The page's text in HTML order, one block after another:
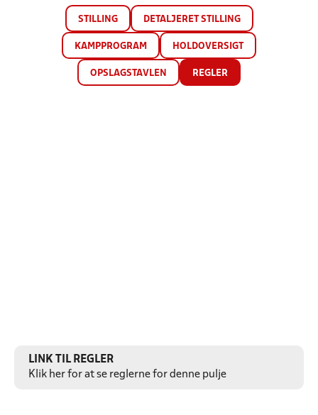
STILLING DETALJERET STILLING
KAMPPROGRAM HOLDOVERSIGT
OPSLAGSTAVLEN REGLER
LINK TIL REGLER
Klik her for at se reglerne for denne pulje